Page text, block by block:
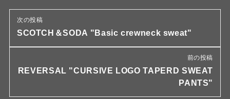
次の投稿
SCOTCH＆SODA "Basic crewneck sweat"
前の投稿
REVERSAL "CURSIVE LOGO TAPERD SWEAT
PANTS"